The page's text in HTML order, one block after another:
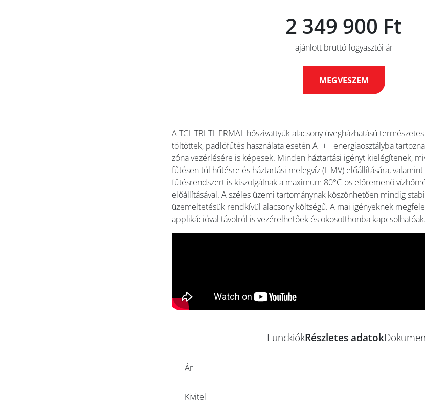
2 349 900 Ft
ajánlott bruttó fogyasztói ár
MEGVESZEM
A TCL TRI-THERMAL hőszivattyúk alacsony üvegházhatású
töltöttek, padlófűtés használata esetén A+++ energiaosztályba
zóna vezérlésére is képesek. Minden háztartási igényt kielégítenek,
fűtésen túl hűtésre és háztartási melegvíz (HMV) előállítására,
fűtésrendszert is kiszolgálnak a maximum 80°C-os előremenő
előállításával. A széles üzemi tartománynak köszönhetően mindig
üzemeltetésük rendkívül alacsony költségű. A mai igényeknek
applikációval távolról is vezérelhetőek és okosotthonba kapcsolhatóak.
FunckiókRészletes adatok
Ár
Kivitel